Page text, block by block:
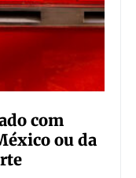
com
ou da